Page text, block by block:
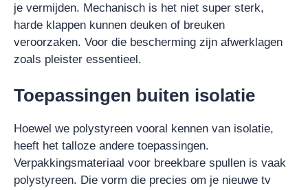
je vermijden. Mechanisch is het niet super sterk,
harde klappen kunnen deuken of breuken
veroorzaken. Voor die bescherming zijn afwerklagen
zoals pleister essentieel.
Toepassingen buiten isolatie
Hoewel we polystyreen vooral kennen van isolatie,
heeft het talloze andere toepassingen.
Verpakkingsmateriaal voor breekbare spullen is vaak
polystyreen. Die vorm die precies om je nieuwe tv